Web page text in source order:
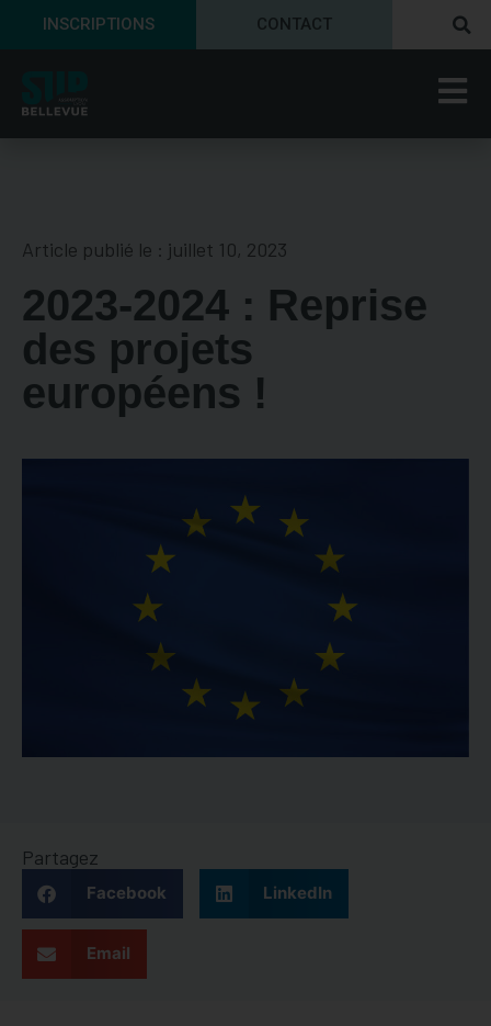
INSCRIPTIONS CONTACT
Article publié le : juillet 10, 2023
2023-2024 : Reprise
des projets
européens !
Partagez
Facebook LinkedIn
Email